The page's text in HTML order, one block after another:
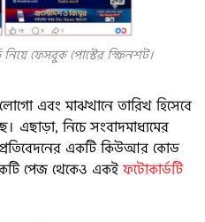
ফেসবুক পোস্টের স্ক্রিনশট।
এবং মাঝখানে তারিখ হিসেবে
এছাড়া, নিচে সংবাদমাধ্যমের
প্রতিবেদনের একটি কিউআর কোড
পেজ থেকেও একইফটোকার্ডটি